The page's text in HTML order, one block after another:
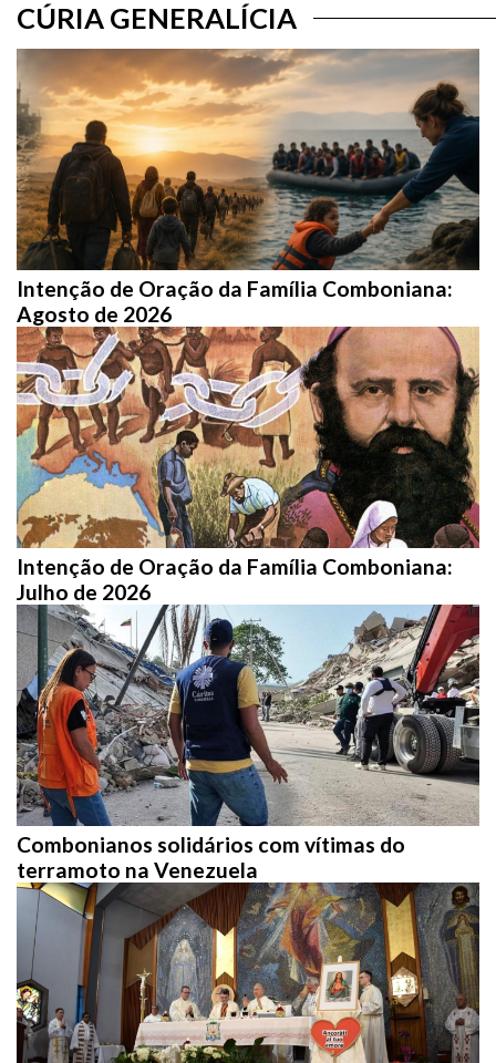
CÚRIA GENERALÍCIA
Intenção de Oração da Família Comboniana:
Agosto de 2026
Intenção de Oração da Família Comboniana:
Julho de 2026
Combonianos solidários com vítimas do
terramoto na Venezuela